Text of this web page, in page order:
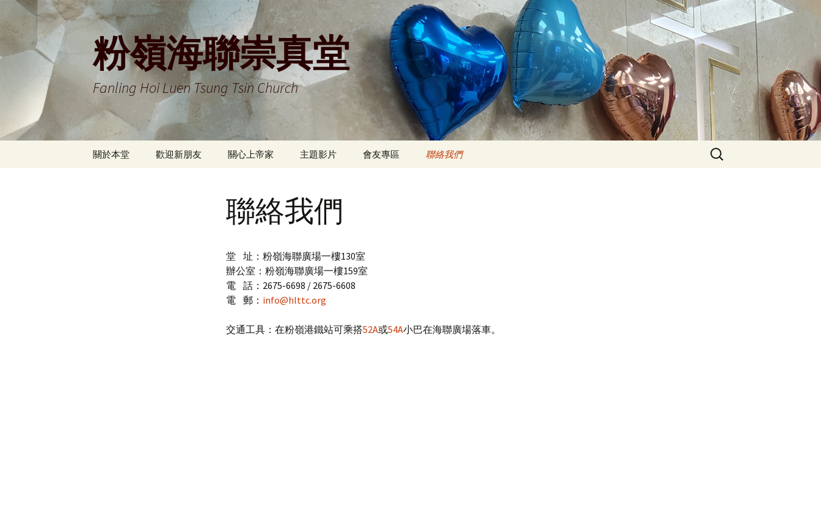
content
粉嶺海聯崇真堂
Fanling Hoi Luen Tsung Tsin Church
關於本堂 歡迎新朋友 關心上帝家
教會祈禱會
主題影片 會友專區
教會相集
聯絡我們
Search
for:
聯絡我們
堂 址：粉嶺海聯廣場一樓130室
辦公室：粉嶺海聯廣場一樓159室
電 話：2675-6698 / 2675-6608
電 郵： info@hlttc.org
交通工具：在粉嶺港鐵站可乘搭52A或54A小巴在海聯廣場落車。